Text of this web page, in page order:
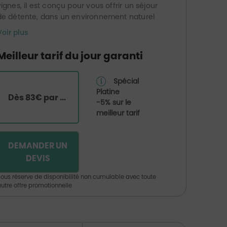
il est conçu pour vous offrir un séjour
détente, dans un environnement naturel
au coeur de la région de
à proximité de plusieurs itinéraires
et de la route des vins de
Alavesa.
plus
tarif du jour garanti
Dès 83€ par chambre
Spécial
Platine
-5% sur le
meilleur tarif
DEMANDER UN
DEVIS
réserve de disponibilité non cumulable avec toute
offre promotionnelle